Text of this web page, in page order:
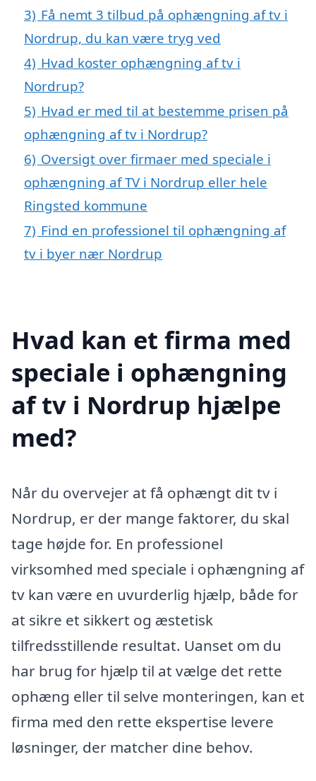
3) Få nemt 3 tilbud på ophængning af tv i
Nordrup, du kan være tryg ved
4) Hvad koster ophængning af tv i
Nordrup?
5) Hvad er med til at bestemme prisen på
ophængning af tv i Nordrup?
6) Oversigt over firmaer med speciale i
ophængning af TV i Nordrup eller hele
Ringsted kommune
7) Find en professionel til ophængning af
tv i byer nær Nordrup
Hvad kan et firma med
speciale i ophængning
af tv i Nordrup hjælpe
med?
Når du overvejer at få ophængt dit tv i
Nordrup, er der mange faktorer, du skal
tage højde for. En professionel
virksomhed med speciale i ophængning af
tv kan være en uvurderlig hjælp, både for
at sikre et sikkert og æstetisk
tilfredsstillende resultat. Uanset om du
har brug for hjælp til at vælge det rette
ophæng eller til selve monteringen, kan et
firma med den rette ekspertise levere
løsninger, der matcher dine behov.